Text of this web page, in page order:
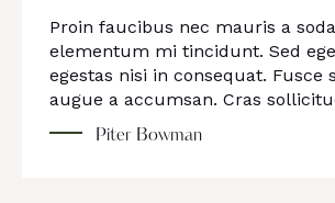
Proin faucibus nec mauris a
elementum mi tincidunt. Sed
egestas nisi in consequat. Fusce
augue a accumsan. Cras
Piter Bowman